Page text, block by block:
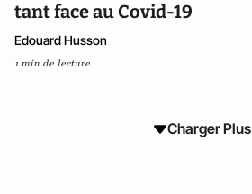
tant face au Covid-19
Edouard Husson
1 min de lecture
Charger Plus